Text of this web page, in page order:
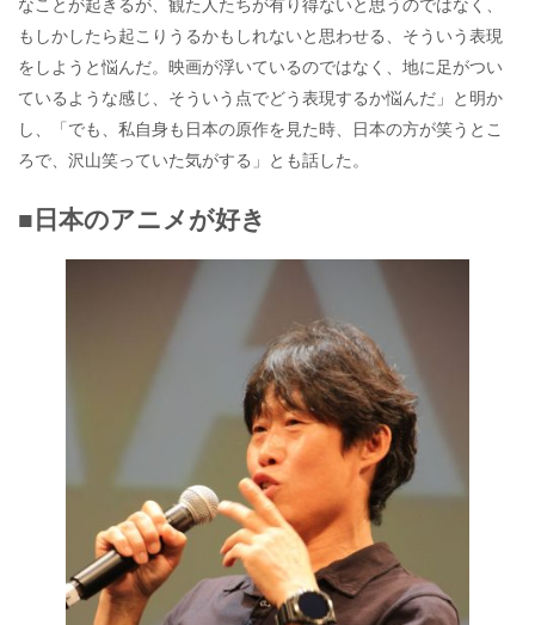
もしかしたら起こりうるかもしれないと思わせる、そういう表現
をしようと悩んだ。映画が浮いているのではなく、地に足がつい
ているような感じ、そういう点でどう表現するか悩んだ」と明か
し、「でも、私自身も日本の原作を見た時、日本の方が笑うとこ
ろで、沢山笑っていた気がする」とも話した。
■日本のアニメが好き